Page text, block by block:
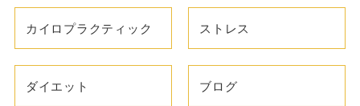
カイロプラクティック ストレス
ダイエット ブログ